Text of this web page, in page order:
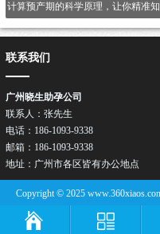
联系我们
广州晓生助孕公司
联系人：张先生
电话：186-1093-9338
邮箱：186-1093-9338
地址：广州市各区皆有办公地点
Copyright © 2025